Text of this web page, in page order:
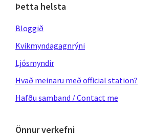
Þetta helsta
Bloggið
Kvikmyndagagnrýni
Ljósmyndir
Hvað meinaru með official station?
Hafðu samband / Contact me
Önnur verkefni